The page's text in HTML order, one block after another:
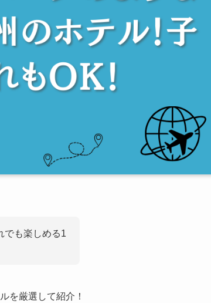
でも楽しめる1
を厳選して紹介！